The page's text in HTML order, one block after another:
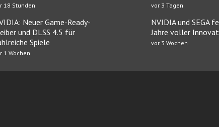
18 Stunden vor 3 Tagen
Neuer Game-Ready-
und DLSS 4.5 für
Spiele
1 Wochen
NVIDIA und SEGA
Jahre voller
vor 3 Wochen